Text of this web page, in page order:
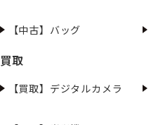
【中古】バッグ
買取
【買取】デジタルカメラ